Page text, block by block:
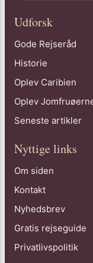
Udforsk
Gode Rejseråd
Historie
Oplev Caribien
Oplev
Seneste artikler
Nyttige links
Om siden
Kontakt
Nyhedsbrev
Gratis rejseguide
Privatlivspolitik